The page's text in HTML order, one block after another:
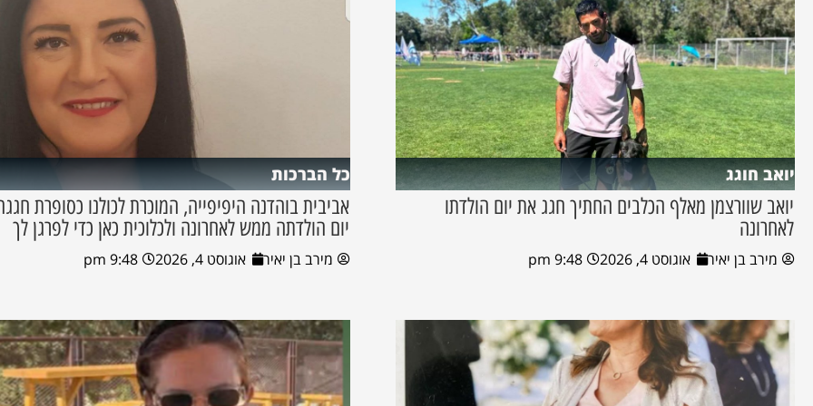
יואב חוגג
יואב שוורצמן מאלף הכלבים החתיך חגג את יום הולדתו
לאחרונה
מירב בן יאיר אוגוסט 4, 2026 9:48 pm
כל הברכות
אביבית בוהדנה היפיפייה, המוכרת לכולנו כסופרת
יום הולדתה ממש לאחרונה ולכלוכית כאן כדי לפרגן לך
מירב בן יאיר אוגוסט 4, 2026 9:48 pm